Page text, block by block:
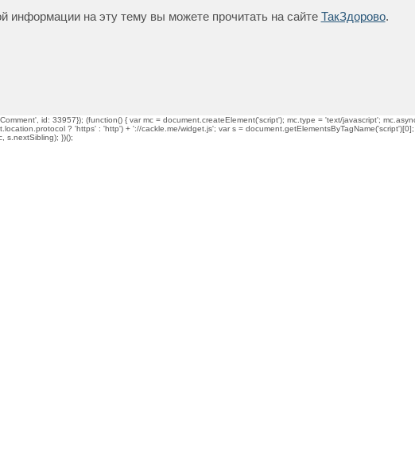
информации на эту тему вы можете прочитать на сайте ТакЗдорово.
id: 33957}); (function() { var mc = document.createElement('script'); mc.type = 'text/javascript';
? 'https' : 'http') + '://cackle.me/widget.js'; var s = document.getElementsByTagName('script')[0];
s.nextSibling); })();